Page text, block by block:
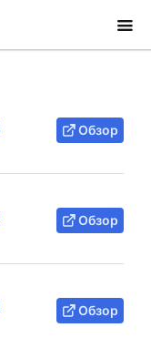
Обзор
Обзор
Обзор